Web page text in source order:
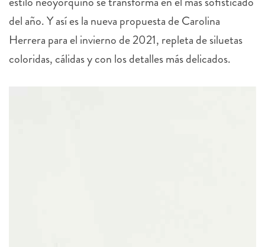
del año. Y así es la nueva propuesta de Carolina
Herrera para el invierno de 2021, repleta de siluetas
coloridas, cálidas y con los detalles más delicados.